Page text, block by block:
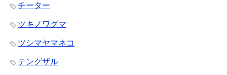
チーター
ツキノワグマ
ツシマヤマネコ
テングザル